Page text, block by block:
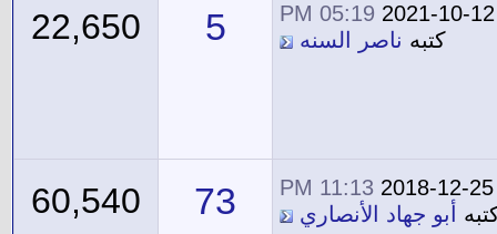
2021-10-12
05:19 PM
كتبه ناصر السنه 5
22,650
2018-12-25
11:13 PM
أبو جهاد الأنصاري 73
60,540